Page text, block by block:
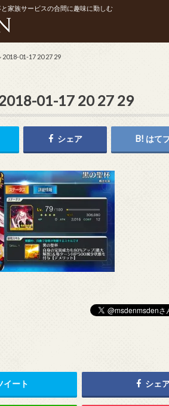
家族サービスの合間に趣味に勤しむ
2018-01-17 20 27 29
01-17 20 27 29
シェア はて
イート シェ